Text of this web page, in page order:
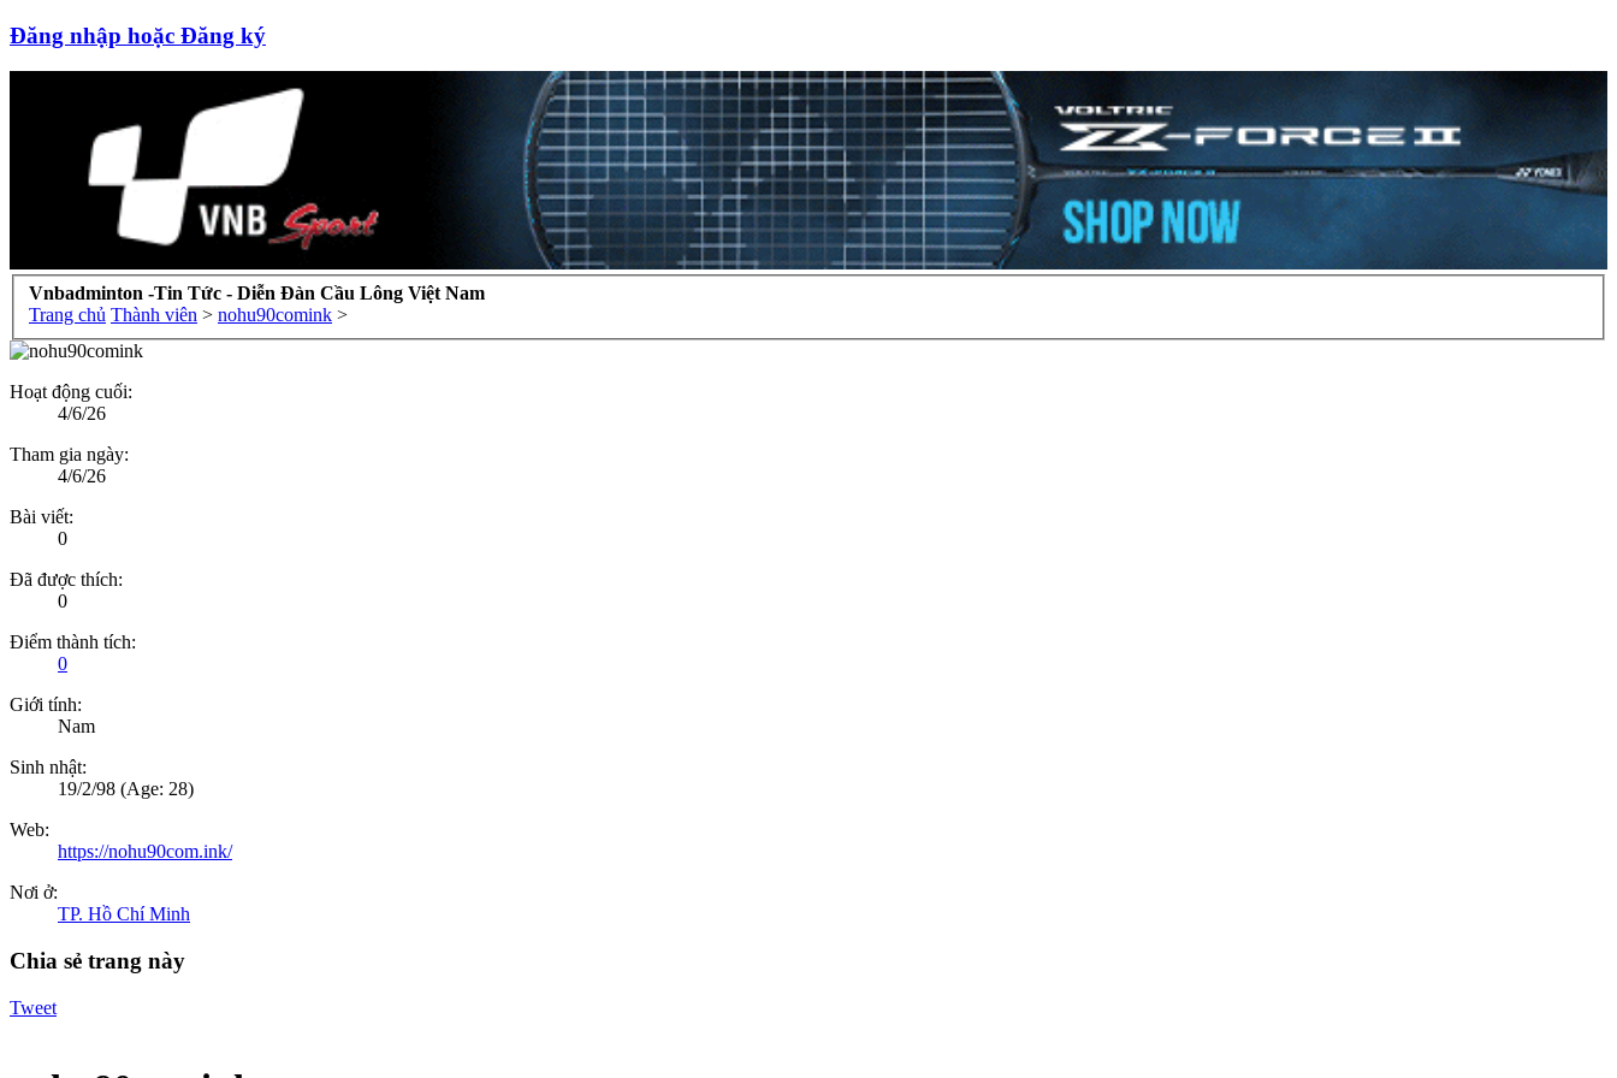
Đăng nhập hoặc Đăng ký
Vnbadminton -Tin Tức - Diễn Đàn Cầu Lông Việt Nam
Trang chủ Thành viên > nohu90comink >
Hoạt động cuối:
4/6/26
Tham gia ngày:
4/6/26
Bài viết:
0
Đã được thích:
0
Điểm thành tích:
0
Giới tính:
Nam
Sinh nhật:
19/2/98 (Age: 28)
Web:
https://nohu90com.ink/
Nơi ở:
TP. Hồ Chí Minh
Chia sẻ trang này
Tweet